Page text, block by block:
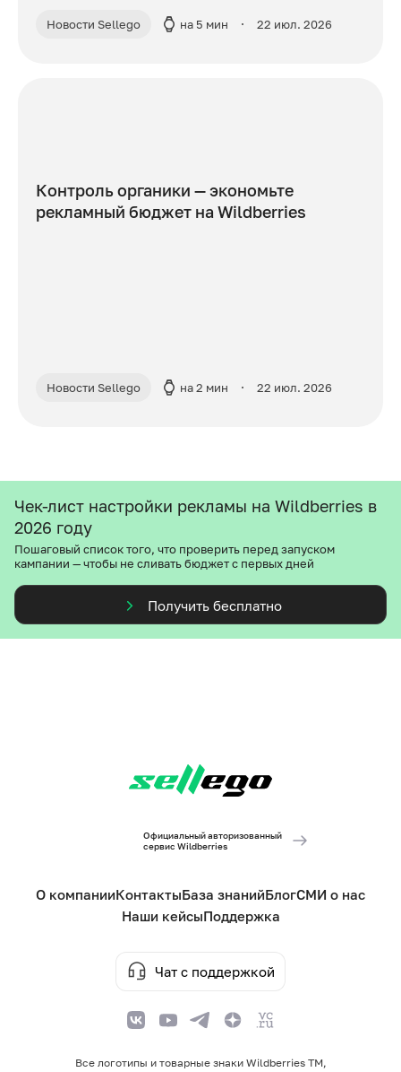
Новости Sellego на 5 мин 22 июл. 2026
Контроль органики — экономьте
рекламный бюджет на Wildberries
Новости Sellego на 2 мин 22 июл. 2026
Чек-лист настройки рекламы на Wildberries в
2026 году
Пошаговый список того, что проверить перед запуском
кампании — чтобы не сливать бюджет с первых дней
Получить бесплатно
Официальный авторизованный
сервис Wildberries
Все логотипы и товарные знаки Wildberries TM,
О компанииКонтактыБаза знанийБлогСМИ о нас
Наши кейсыПоддержка
Чат с поддержкой